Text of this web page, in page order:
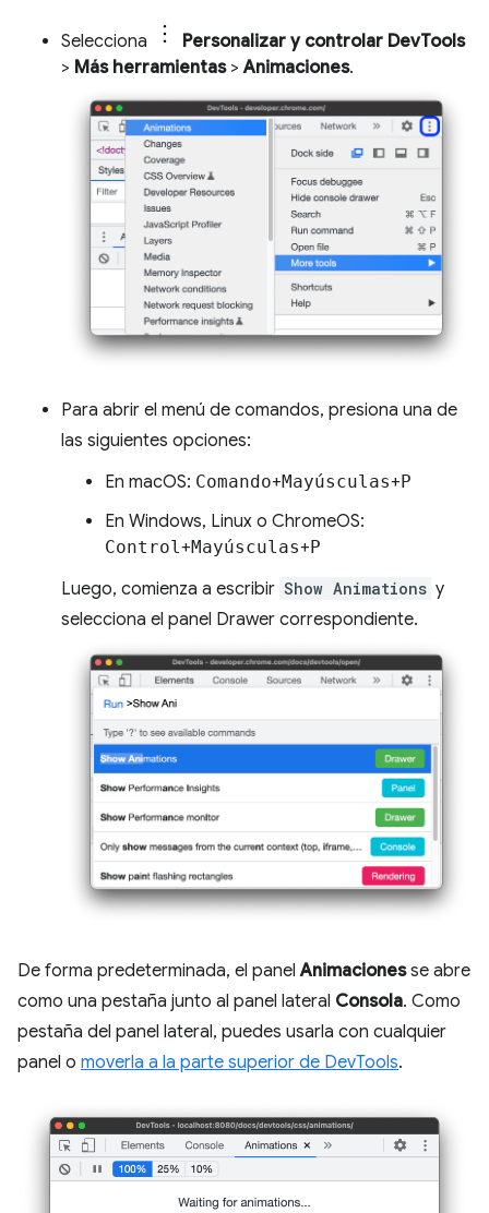
Selecciona
Personalizar y controlar DevTools
> Más herramientas>Animaciones.
Para abrir el menú de comandos, presiona una de
las siguientes opciones:
En macOS: Comando+Mayúsculas+P
En Windows, Linux o ChromeOS:
Control+Mayúsculas+P
Luego, comienza a escribir Show Animations y
selecciona el panel Drawer correspondiente.
De forma predeterminada, el panelAnimacionesse abre
como una pestaña junto al panel lateral Consola. Como
pestaña del panel lateral, puedes usarla con cualquier
panel o moverla a la parte superior de DevTools.